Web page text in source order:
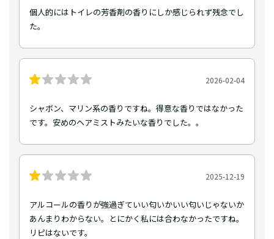
個人的にはトイレの芳香剤の香りにしか感じられず残念でし
た。
2026-02-04
シャボン、マリン系の香りですね。得意な香りではなかった
です。安めのヘアミストみたいな香りでした。。
2025-12-19
アルコールの香りが強過ぎていい匂いかいい匂いじゃないか
あんまりわからない。とにかく私には合わなかったですね。
リピはないです。